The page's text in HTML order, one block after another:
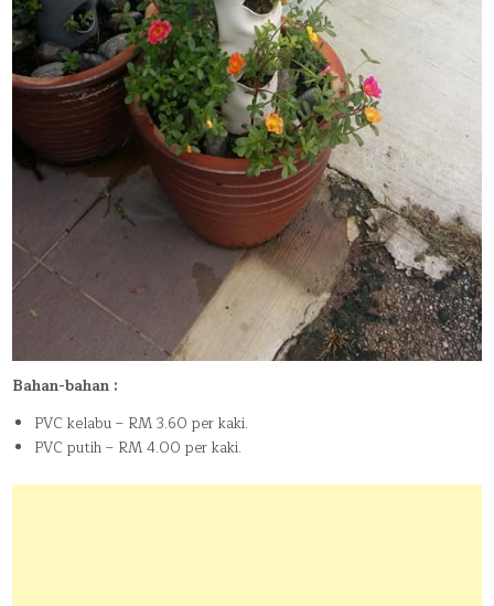
Bahan-bahan :
PVC kelabu – RM 3.60 per kaki.
PVC putih – RM 4.00 per kaki.